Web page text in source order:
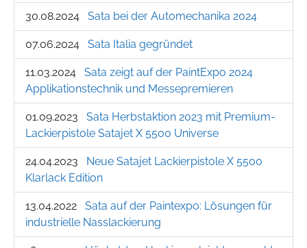
30.08.2024 Sata bei der Automechanika 2024
07.06.2024 Sata Italia gegründet
11.03.2024
Sata zeigt auf der PaintExpo 2024
Applikationstechnik und Messepremieren
01.09.2023
Sata Herbstaktion 2023 mit Premium-
Lackierpistole Satajet X 5500 Universe
24.04.2023
Neue Satajet Lackierpistole X 5500
Klarlack Edition
13.04.2022
Sata auf der Paintexpo: Lösungen für
industrielle Nasslackierung